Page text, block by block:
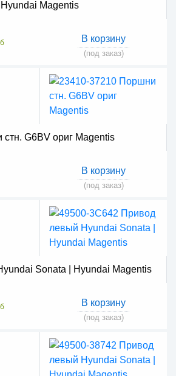
Hyundai Magentis
В корзину
(под заказ)
G6BV ориг Magentis
В корзину
(под заказ)
Sonata | Hyundai Magentis
В корзину
(под заказ)